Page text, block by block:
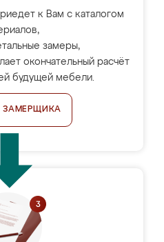
к Вам с каталогом
замеры,
окончательный расчёт
будущей мебели.
ЗАМЕРЩИКА